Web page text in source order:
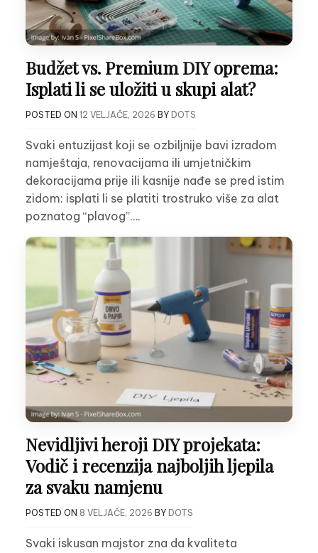
Budžet vs. Premium DIY oprema:
Isplati li se uložiti u skupi alat?
POSTED ON 12 VELJAČE, 2026 BY DOTS
Svaki entuzijast koji se ozbiljnije bavi izradom
namještaja, renovacijama ili umjetničkim
dekoracijama prije ili kasnije nađe se pred istim
zidom: isplati li se platiti trostruko više za alat
poznatog “plavog”….
Nevidljivi heroji DIY projekata:
Vodič i recenzija najboljih ljepila
za svaku namjenu
POSTED ON 8 VELJAČE, 2026 BY DOTS
Svaki iskusan majstor zna da kvaliteta